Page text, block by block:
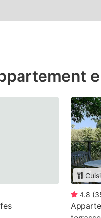
4.8 (